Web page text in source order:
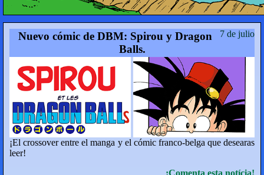
7 de julio
Nuevo cómic de DBM: Spirou y Dragon
Balls.
¡El crossover entre el manga y el cómic franco-belga que desearas
leer!